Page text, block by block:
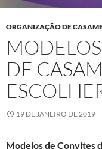
ORGANIZAÇÃO DE
DE
19 DE JANEIRO DE 2019
Modelos de Convites